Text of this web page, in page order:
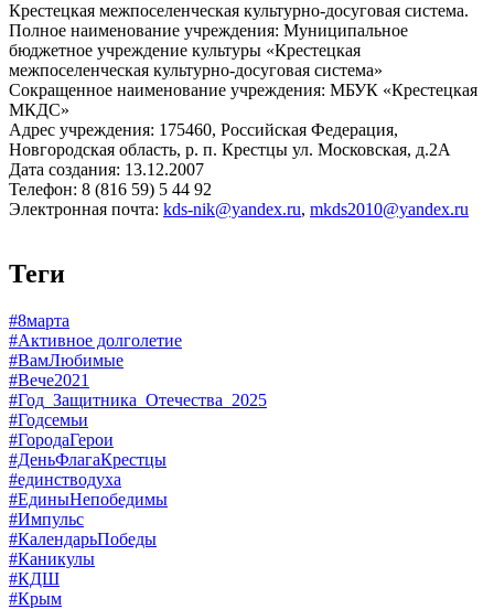
Крестецкая межпоселенческая культурно-досуговая система.
Полное наименование учреждения: Муниципальное
бюджетное учреждение культуры «Крестецкая
межпоселенческая культурно-досуговая система»
Сокращенное наименование учреждения: МБУК «Крестецкая
МКДС»
Адрес учреждения: 175460, Российская Федерация,
Новгородская область, р. п. Крестцы ул. Московская, д.2А
Дата создания: 13.12.2007
Телефон: 8 (816 59) 5 44 92
Электронная почта: kds-nik@yandex.ru, mkds2010@yandex.ru
Теги
#8марта
#Активное долголетие
#ВамЛюбимые
#Вече2021
#Год_Защитника_Отечества_2025
#Годсемьи
#ГородаГерои
#ДеньФлагаКрестцы
#единстводуха
#ЕдиныНепобедимы
#Импульс
#КалендарьПобеды
#Каникулы
#КДШ
#Крым